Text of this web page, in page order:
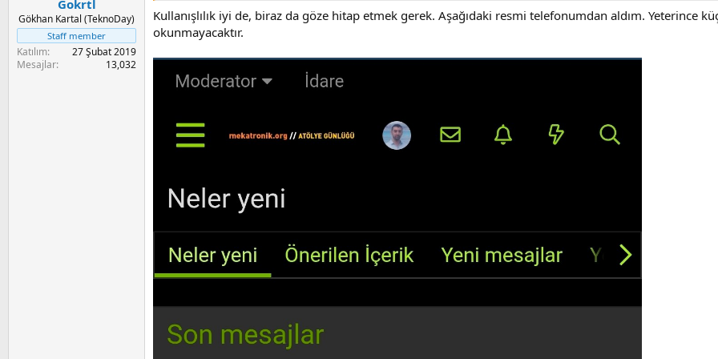
Sercan
Gokrtl
Gökhan Kartal (TeknoDay)
Staff member
Katılım
27 Şubat 2019
Mesajlar
13,032
Kullanışlılık iyi de, biraz da göze hitap etmek gerek. Aşağıdaki resmi telefonumdan aldım. Yeterince
okunmayacaktır.